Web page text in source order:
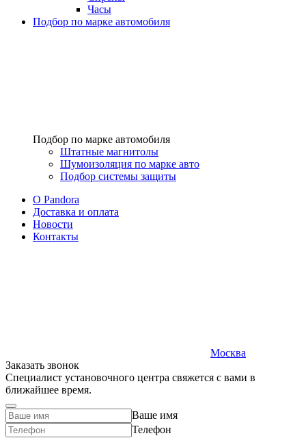
Часы
Подбор по марке автомобиля
Подбор по марке автомобиля
Штатные магнитолы
Шумоизоляция по марке авто
Подбор системы защиты
O Pandora
Доставка и оплата
Новости
Контакты
Москва
Заказать звонок
Специалист установочного центра свяжется с вами в
ближайшее время.
Ваше имя
Телефон